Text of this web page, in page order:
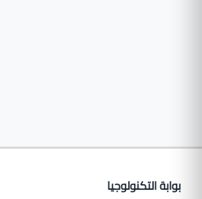
بوابة التكنولوجيا